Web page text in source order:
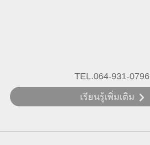
TEL.064-931-0796
เรียนรู้เพิ่มเติม